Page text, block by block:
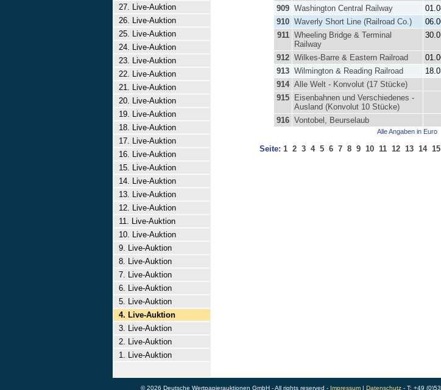
27. Live-Auktion
26. Live-Auktion
25. Live-Auktion
24. Live-Auktion
23. Live-Auktion
22. Live-Auktion
21. Live-Auktion
20. Live-Auktion
19. Live-Auktion
18. Live-Auktion
17. Live-Auktion
16. Live-Auktion
15. Live-Auktion
14. Live-Auktion
13. Live-Auktion
12. Live-Auktion
11. Live-Auktion
10. Live-Auktion
9. Live-Auktion
8. Live-Auktion
7. Live-Auktion
6. Live-Auktion
5. Live-Auktion
4. Live-Auktion
3. Live-Auktion
2. Live-Auktion
1. Live-Auktion
909 Washington Central Railway
910 Waverly Short Line (Railroad Co.)
911 Wheeling Bridge & Terminal
Railway
912 Wilkes-Barre & Eastern Railroad
913 Wilmington & Reading Railroad
914 Alle Welt - Konvolut (17 Stücke)
915
Eisenbahnen und Verschiedenes -
Ausland (Konvolut 10 Stücke)
916 Vontobel, Beurselaub
Alle Angaben in Euro
Seite: 1 2 3 4 5 6 7 8 9 10 11 12 13 14 15
© 2026 Deutsche Wertpapierauktionen GmbH - All rights reserved - Impressum| Datenschutz- T: +49